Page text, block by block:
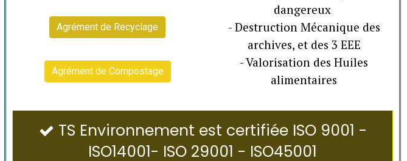
Agrément de Recyclage
Agrément de Compostage
dangereux
- Destruction Mécanique des
archives, et des 3 EEE
- Valorisation des Huiles
alimentaires
 TS Environnement est certifiée ISO 9001 -
ISO14001- ISO 29001 - ISO45001